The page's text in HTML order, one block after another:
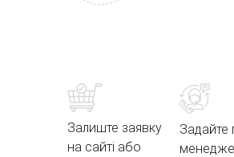
Залиште заявку
на сайті або
Задайте